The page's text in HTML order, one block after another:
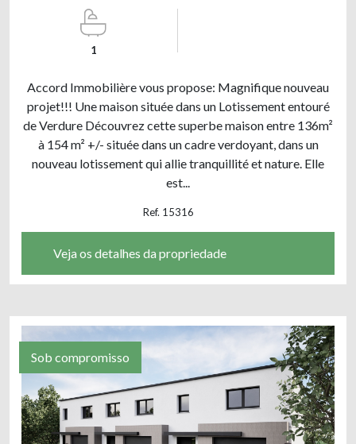
1
Accord Immobilière vous propose: Magnifique nouveau
projet!!! Une maison située dans un Lotissement entouré
de Verdure Découvrez cette superbe maison entre 136m²
à 154 m² +/- située dans un cadre verdoyant, dans un
nouveau lotissement qui allie tranquillité et nature. Elle
est...
Ref. 15316
Veja os detalhes da propriedade
Sob compromisso